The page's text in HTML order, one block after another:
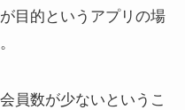
目的というアプリの場
員数が少ないというこ